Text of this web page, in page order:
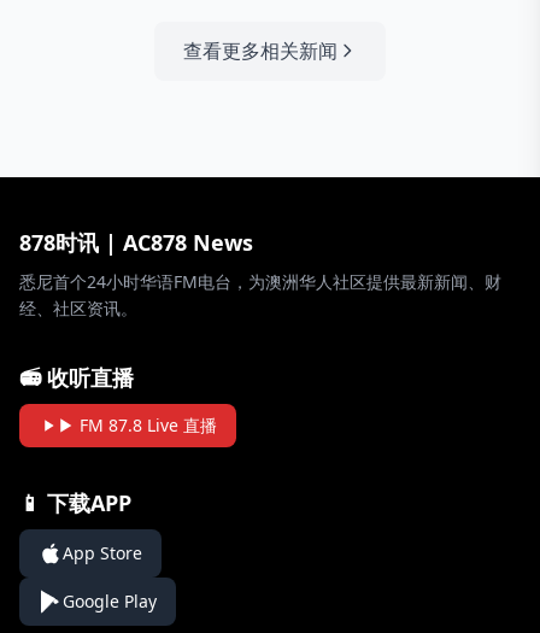
查看更多相关新闻
878时讯 | AC878 News
悉尼首个24小时华语FM电台，为澳洲华人社区提供最新新闻、财
经、社区资讯。
📻 收听直播
▶ FM 87.8 Live 直播
📱 下载APP
App Store
Google Play